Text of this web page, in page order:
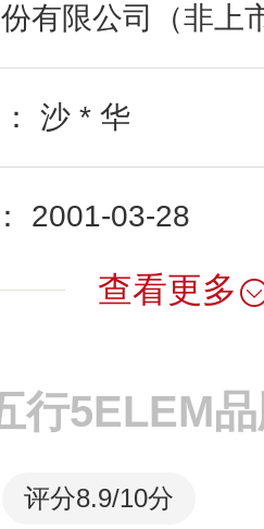
有限公司（非上
沙 * 华
2001-03-28
查看更多
行5ELEM
评分8.9/10分